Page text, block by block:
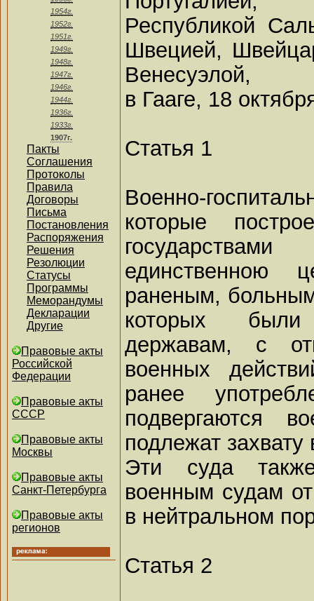
1954г.
1952г.
1951г.
1949г.
1948г.
1947г.
1946г.
1944г.
1936г.
1933г.
1907г.
Пакты
Соглашения
Протоколы
Правила
Договоры
Письма
Постановления
Распоряжения
Решения
Резолюции
Статусы
Программы
Меморандумы
Декларации
Другие
Правовые акты
Российской
Федерации
Правовые акты
СССР
Правовые акты
Москвы
Правовые акты
Санкт-Петербурга
Правовые акты
регионов
Республикой
Швецией,
Венесуэлой,
в Гааге, 18
Статья 1
Военно-
которые
единственною
раненым,
которых
державам, с
военных
ранее
подвергаются
подлежат
Эти суда
военным судам
в нейтральном
Статья 2